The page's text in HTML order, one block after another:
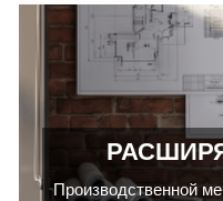
Производственной